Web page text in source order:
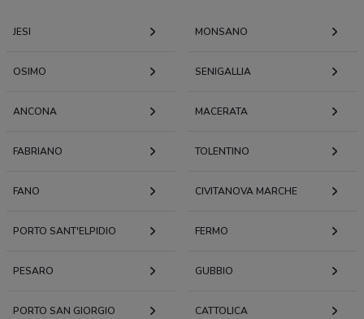
JESI MONSANO
OSIMO SENIGALLIA
ANCONA MACERATA
FABRIANO TOLENTINO
FANO CIVITANOVA MARCHE
PORTO SANT'ELPIDIO FERMO
PESARO GUBBIO
PORTO SAN GIORGIO CATTOLICA